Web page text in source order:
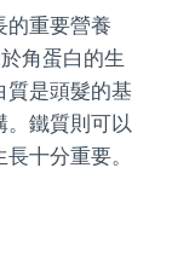
的重要營養
角蛋白的生
質是頭髮的基
。鐵質則可以
十分重要。